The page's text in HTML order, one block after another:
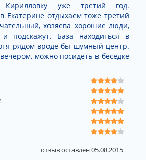
уже третий год.
Екатерине отдыхаем тоже третий
хозяева хорошие люди,
и подскажут. База находиться в
рядом вроде бы шумный центр.
можно посидеть в беседке
отзыв оставлен 05.08.2015